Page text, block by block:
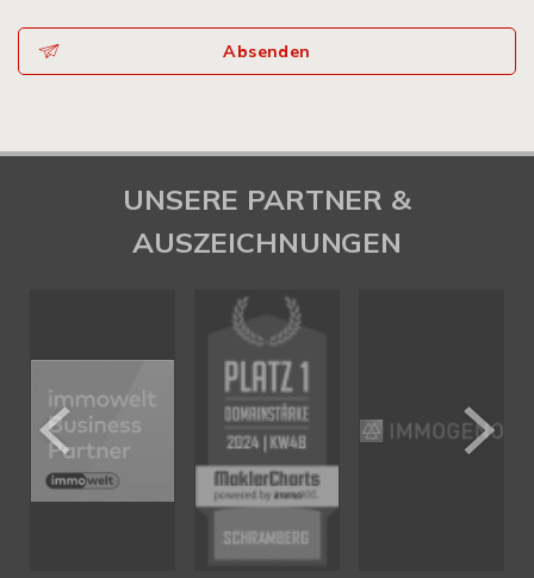
Absenden
UNSERE PARTNER &
AUSZEICHNUNGEN